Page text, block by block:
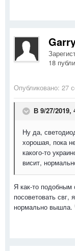
18
Опубликовано: 27
В 9/27/2019,
Ну да,
хорошая, пока
какого-то
висит,
Я как-то подобным
посоветовать
нормально вышла.